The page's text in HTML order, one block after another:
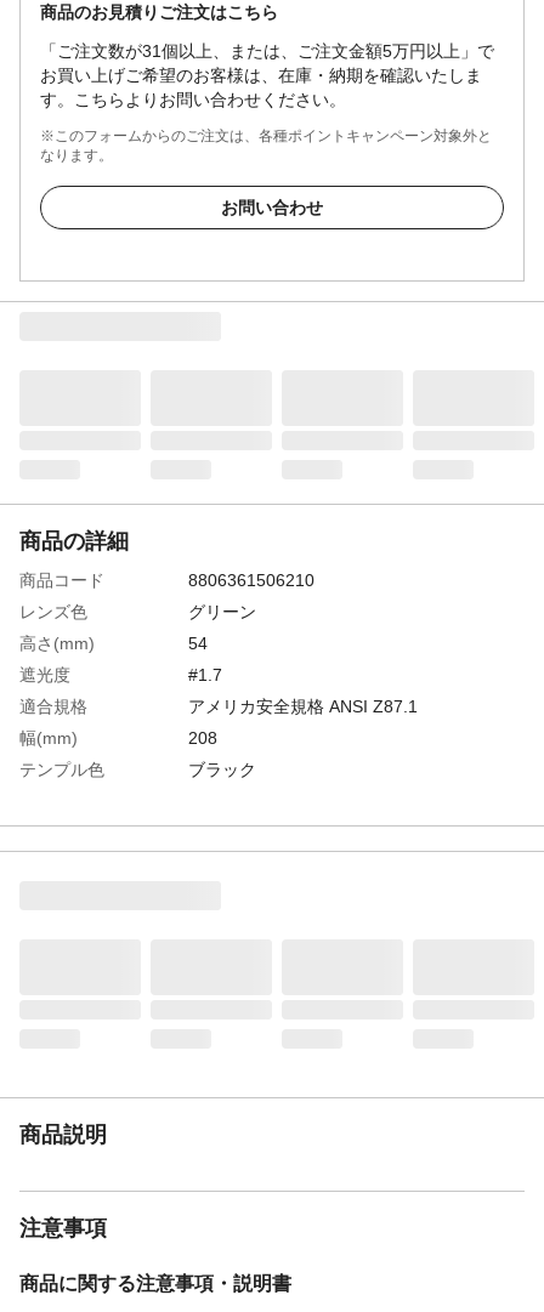
商品のお見積りご注文はこちら
「ご注文数が31個以上、または、ご注文金額5万円以上」で
お買い上げご希望のお客様は、在庫・納期を確認いたしま
す。こちらよりお問い合わせください。
※このフォームからのご注文は、各種ポイントキャンペーン対象外と
なります。
お問い合わせ
商品の詳細
商品コード
8806361506210
レンズ色
グリーン
高さ(mm)
54
遮光度
#1.7
適合規格
アメリカ安全規格 ANSI Z87.1
幅(mm)
208
テンプル色
ブラック
重さ
35.600G
商品説明
注意事項
商品に関する注意事項・説明書